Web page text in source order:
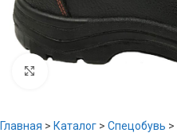
Главная > Каталог > Спецобувь >